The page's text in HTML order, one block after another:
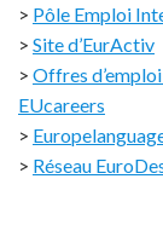
> Pôle Emploi
> Site d’EurActiv
> Offres
EUcareers
>
> Réseau